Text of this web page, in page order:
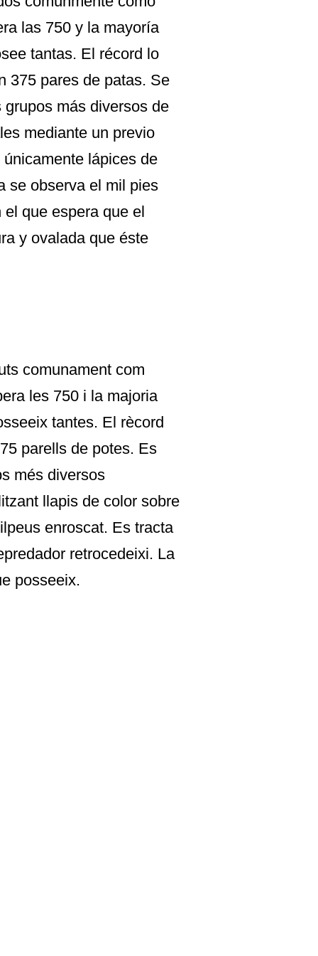
las 750 y la mayoría
tantas. El récord lo
375 pares de patas. Se
más diversos de
mediante un previo
lápices de
se observa el mil pies
que espera que el
y ovalada que éste
comunament com
les 750 i la majoria
tantes. El rècord
parells de potes. Es
més diversos
llapis de color sobre
enroscat. Es tracta
retrocedeixi. La
posseeix.